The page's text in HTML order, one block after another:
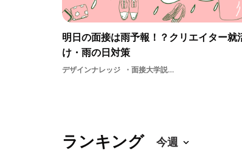
明日の面接は雨予報！？クリエイター就
け・雨の日対策
デザインナレッジ 面接大学説明会学生雨の日就活専門学校就活採用新卒美大職種選考OBOG訪問人事内定者初任給
ランキング